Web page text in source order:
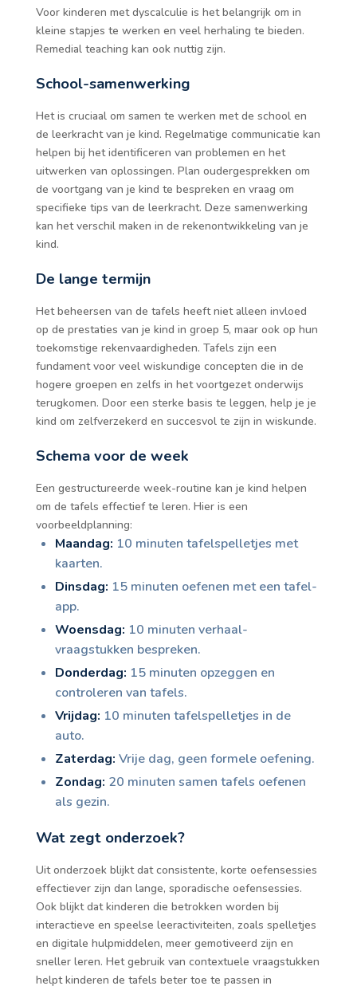
Voor kinderen met dyscalculie is het belangrijk om in
kleine stapjes te werken en veel herhaling te bieden.
Remedial teaching kan ook nuttig zijn.
School-samenwerking
Het is cruciaal om samen te werken met de school en
de leerkracht van je kind. Regelmatige communicatie kan
helpen bij het identificeren van problemen en het
uitwerken van oplossingen. Plan oudergesprekken om
de voortgang van je kind te bespreken en vraag om
specifieke tips van de leerkracht. Deze samenwerking
kan het verschil maken in de rekenontwikkeling van je
kind.
De lange termijn
Het beheersen van de tafels heeft niet alleen invloed
op de prestaties van je kind in groep 5, maar ook op hun
toekomstige rekenvaardigheden. Tafels zijn een
fundament voor veel wiskundige concepten die in de
hogere groepen en zelfs in het voortgezet onderwijs
terugkomen. Door een sterke basis te leggen, help je je
kind om zelfverzekerd en succesvol te zijn in wiskunde.
Schema voor de week
Een gestructureerde week-routine kan je kind helpen
om de tafels effectief te leren. Hier is een
voorbeeldplanning:
Maandag: 10 minuten tafelspelletjes met
kaarten.
Dinsdag: 15 minuten oefenen met een tafel-
app.
Woensdag: 10 minuten verhaal-
vraagstukken bespreken.
Donderdag: 15 minuten opzeggen en
controleren van tafels.
Vrijdag: 10 minuten tafelspelletjes in de
auto.
Zaterdag: Vrije dag, geen formele oefening.
Zondag: 20 minuten samen tafels oefenen
als gezin.
Wat zegt onderzoek?
Uit onderzoek blijkt dat consistente, korte oefensessies
effectiever zijn dan lange, sporadische oefensessies.
Ook blijkt dat kinderen die betrokken worden bij
interactieve en speelse leeractiviteiten, zoals spelletjes
en digitale hulpmiddelen, meer gemotiveerd zijn en
sneller leren. Het gebruik van contextuele vraagstukken
helpt kinderen de tafels beter toe te passen in